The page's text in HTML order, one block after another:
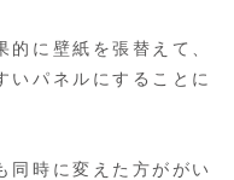
に壁紙を張替えて、
いパネルにすることに
同時に変えた方ががい